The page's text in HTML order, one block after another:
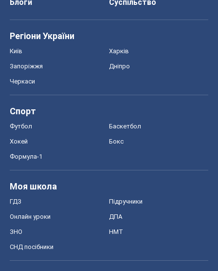
Блоги
Суспільство
Регіони України
Київ Харків
Запоріжжя Дніпро
Черкаси
Спорт
Футбол Баскетбол
Хокей Бокс
Формула-1
Моя школа
ГДЗ Підручники
Онлайн уроки ДПА
ЗНО НМТ
СНД посібники